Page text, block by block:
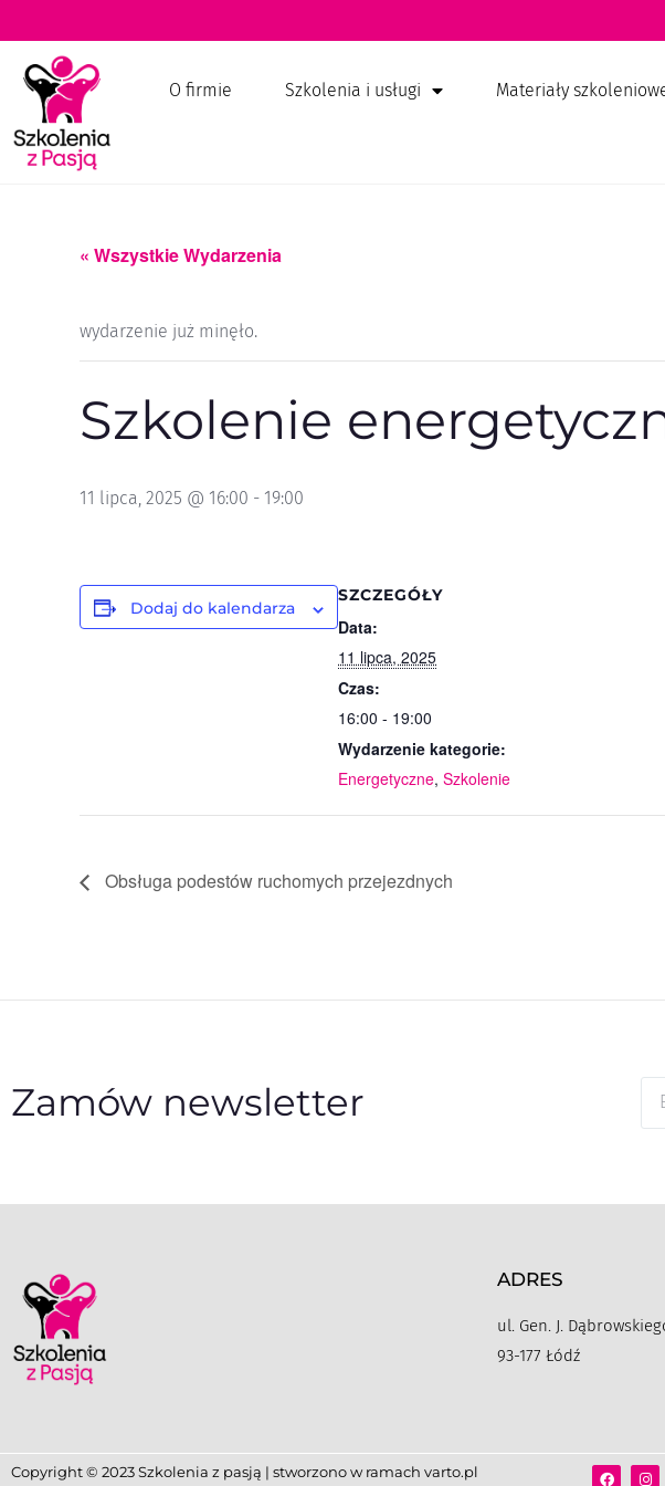
O firmie Szkolenia i usługi Materiały
« Wszystkie Wydarzenia
wydarzenie już minęło.
Szkolenie
11 lipca, 2025 @ 16:00 - 19:00
Dodaj do kalendarza
SZCZEGÓŁY
Data:
11 lipca, 2025
Czas:
16:00 - 19:00
Wydarzenie kategorie:
Energetyczne, Szkolenie
Obsługa podestów ruchomych przejezdnych
Zamów newsletter
ADRES
ul. Gen. J.
93-177 Łódź
Copyright © 2023 Szkolenia z pasją | stworzono w ramach varto.pl